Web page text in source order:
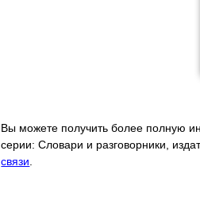
Вы можете получить более полную
серии: Словари и разговорники,
связи.